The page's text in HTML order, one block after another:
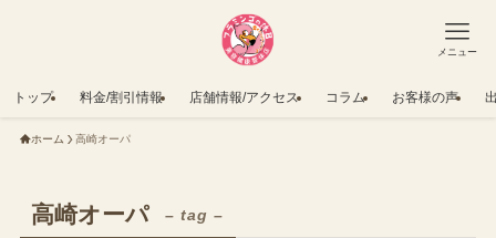
メニュー
トップ 料金/割引情報 店舗情報/アクセス コラム お客様の声
ホーム 高崎オーパ
高崎オーパ – tag –